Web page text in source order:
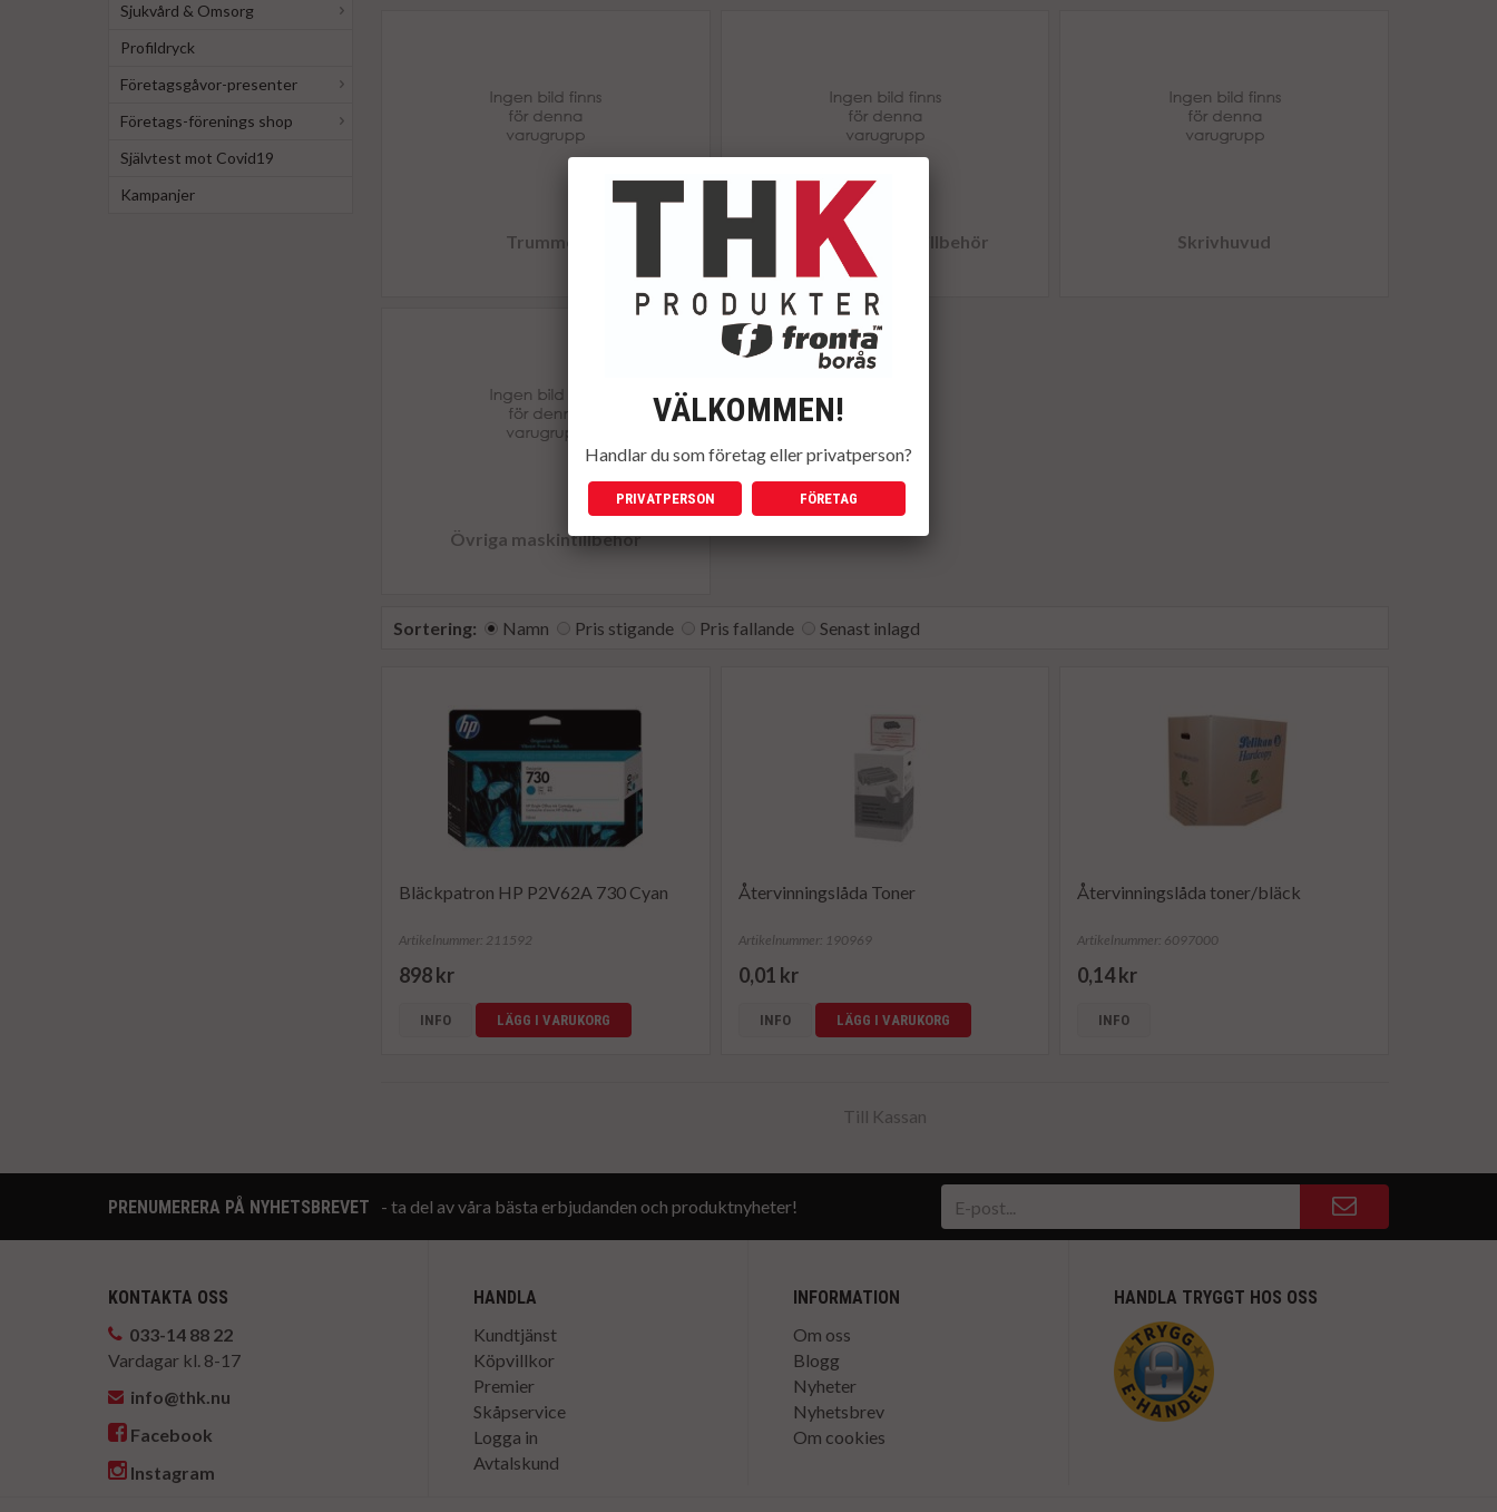
Sjukvård & Omsorg
Profildryck
Företagsgåvor-presenter
Företags-förenings shop
Självtest mot Covid19
Kampanjer
Trummor Miljöstation och tillbehör Skrivhuvud
Övriga maskintillbehör
Sortering: Namn Pris stigande Pris fallande Senast inlagd
Bläckpatron HP P2V62A 730 Cyan
Artikelnummer: 211592
898 kr
INFO LÄGG I VARUKORG
Återvinningslåda Toner
Artikelnummer: 190969
0,01 kr
INFO LÄGG I VARUKORG
Återvinningslåda toner/bläck
Artikelnummer: 6097000
0,14 kr
INFO
Till Kassan
PRENUMERERA PÅ NYHETSBREVET - ta del av våra bästa erbjudanden och produktnyheter!
KONTAKTA OSS
033-14 88 22
Vardagar kl. 8-17
info@thk.nu
Facebook
Instagram
HANDLA
Kundtjänst
Köpvillkor
Premier
Skåpservice
Logga in
Avtalskund
INFORMATION
Om oss
Blogg
Nyheter
Nyhetsbrev
Om cookies
HANDLA TRYGGT HOS OSS
VÄLKOMMEN!
Handlar du som företag eller privatperson?
PRIVATPERSON FÖRETAG